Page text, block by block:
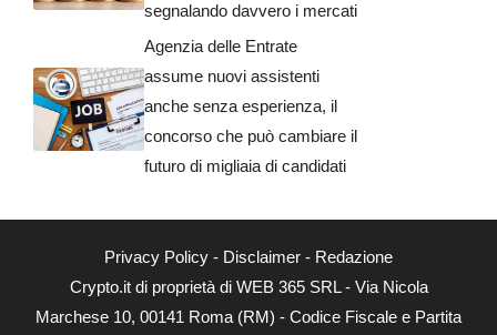
segnalando davvero i mercati
Agenzia delle Entrate
assume nuovi assistenti
anche senza esperienza, il
concorso che può cambiare il
futuro di migliaia di candidati
Privacy Policy - Disclaimer - Redazione
Crypto.it di proprietà di WEB 365 SRL - Via Nicola
Marchese 10, 00141 Roma (RM) - Codice Fiscale e Partita